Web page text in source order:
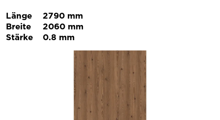
Länge
2790 mm
Breite
2060 mm
Stärke
0.8 mm